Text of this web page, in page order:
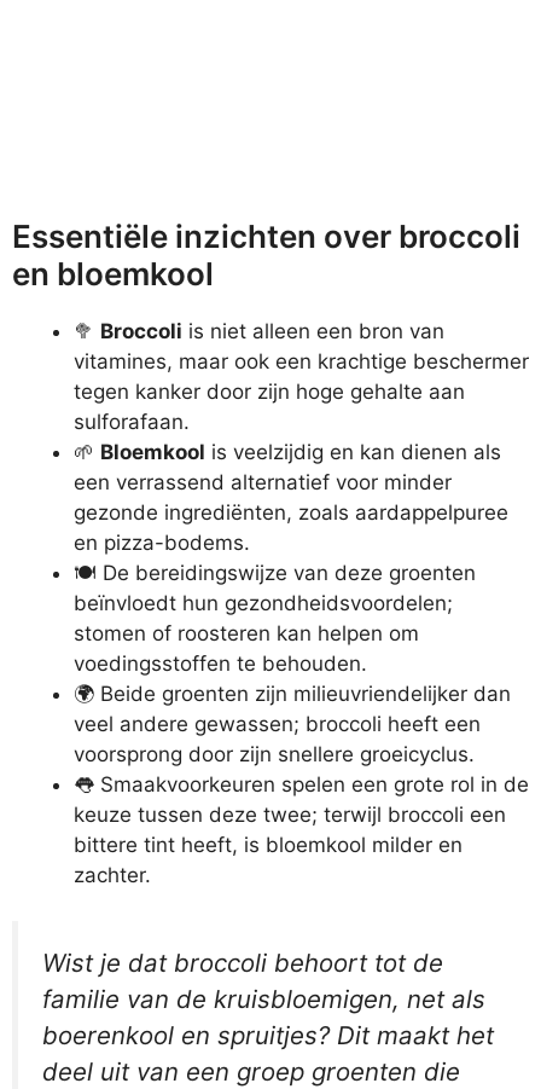
Essentiële inzichten over broccoli
en bloemkool
🥦 Broccoli is niet alleen een bron van
vitamines, maar ook een krachtige beschermer
tegen kanker door zijn hoge gehalte aan
sulforafaan.
🌱 Bloemkool is veelzijdig en kan dienen als
een verrassend alternatief voor minder
gezonde ingrediënten, zoals aardappelpuree
en pizza-bodems.
🍽️ De bereidingswijze van deze groenten
beïnvloedt hun gezondheidsvoordelen;
stomen of roosteren kan helpen om
voedingsstoffen te behouden.
🌍 Beide groenten zijn milieuvriendelijker dan
veel andere gewassen; broccoli heeft een
voorsprong door zijn snellere groeicyclus.
👅 Smaakvoorkeuren spelen een grote rol in de
keuze tussen deze twee; terwijl broccoli een
bittere tint heeft, is bloemkool milder en
zachter.
Wist je dat broccoli behoort tot de
familie van de kruisbloemigen, net als
boerenkool en spruitjes? Dit maakt het
deel uit van een groep groenten die